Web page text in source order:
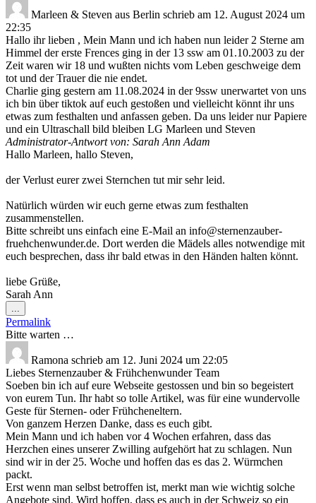
Marleen & Steven aus Berlin schrieb am 12. August 2024 um
22:35
Hallo ihr lieben , Mein Mann und ich haben nun leider 2 Sterne am
Himmel der erste Frences ging in der 13 ssw am 01.10.2003 zu der
Zeit waren wir 18 und wußten nichts vom Leben geschweige dem
tot und der Trauer die nie endet.
Charlie ging gestern am 11.08.2024 in der 9ssw unerwartet von uns
ich bin über tiktok auf euch gestoßen und vielleicht könnt ihr uns
etwas zum festhalten und anfassen geben. Da uns leider nur Papiere
und ein Ultraschall bild bleiben LG Marleen und Steven
Administrator-Antwort von: Sarah Ann Adam
Hallo Marleen, hallo Steven,
der Verlust eurer zwei Sternchen tut mir sehr leid.
Natürlich würden wir euch gerne etwas zum festhalten
zusammenstellen.
Bitte schreibt uns einfach eine E-Mail an info@sternenzauber-
fruehchenwunder.de. Dort werden die Mädels alles notwendige mit
euch besprechen, dass ihr bald etwas in den Händen halten könnt.
liebe Grüße,
Sarah Ann
...
Metabox
ein-/ausblenden.
Permalink
Bitte warten …
Ramona schrieb am 12. Juni 2024 um 22:05
Liebes Sternenzauber & Frühchenwunder Team
Soeben bin ich auf eure Webseite gestossen und bin so begeistert
von eurem Tun. Ihr habt so tolle Artikel, was für eine wundervolle
Geste für Sternen- oder Frühcheneltern.
Von ganzem Herzen Danke, dass es euch gibt.
Mein Mann und ich haben vor 4 Wochen erfahren, dass das
Herzchen eines unserer Zwilling aufgehört hat zu schlagen. Nun
sind wir in der 25. Woche und hoffen das es das 2. Würmchen
packt.
Erst wenn man selbst betroffen ist, merkt man wie wichtig solche
Angebote sind. Wird hoffen, dass es auch in der Schweiz so ein